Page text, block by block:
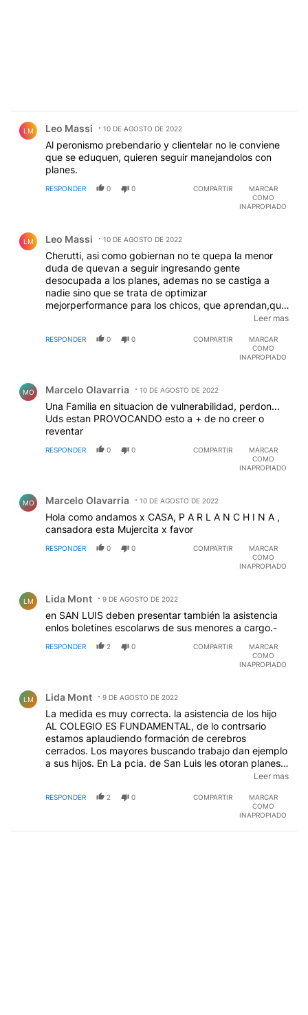
LM Leo Massi 10 DE AGOSTO DE 2022
Al peronismo prebendario y clientelar no le conviene
que se eduquen, quieren seguir manejandolos con
planes.
RESPONDER 0 0 COMPARTIR
MARCAR
COMO
INAPROPIADO
LM Leo Massi 10 DE AGOSTO DE 2022
Cherutti, asi como gobiernan no te quepa la menor
duda de quevan a seguir ingresando gente
desocupada a los planes, ademas no se castiga a
nadie sino que se trata de optimizar
mejorperformance para los chicos, que aprendan,que
se eduquen,pero lcaro a voscomo al prerinsmo le
manual, de la Campura.
Leer mas
RESPONDER 0 0 COMPARTIR
MARCAR
COMO
INAPROPIADO
MO Marcelo Olavarria 10 DE AGOSTO DE 2022
Una Familia en situacion de vulnerabilidad, perdon...
Uds estan PROVOCANDO esto a + de no creer o
reventar
RESPONDER 0 0 COMPARTIR
MARCAR
COMO
INAPROPIADO
MO Marcelo Olavarria 10 DE AGOSTO DE 2022
Hola como andamos x CASA, P A R L A N C H I N A ,
cansadora esta Mujercita x favor
RESPONDER 0 0 COMPARTIR
MARCAR
COMO
INAPROPIADO
LM Lida Mont 9 DE AGOSTO DE 2022
en SAN LUIS deben presentar también la asistencia
enlos boletines escolarws de sus menores a cargo.-
RESPONDER 2 0 COMPARTIR
MARCAR
COMO
INAPROPIADO
LM Lida Mont 9 DE AGOSTO DE 2022
La medida es muy correcta. la asistencia de los hijo
AL COLEGIO ES FUNDAMENTAL, de lo contrsario
estamos aplaudiendo formación de cerebros
cerrados. Los mayores buscando trabajo dan ejemplo
a sus hijos. En La pcia. de San Luis les otoran planes a
matas los caminos de las rutas, pintan empedrados
señaleros, etc. y las empresas que los ubiquen c omo
Leer mas
RESPONDER 2 0 COMPARTIR
MARCAR
COMO
INAPROPIADO